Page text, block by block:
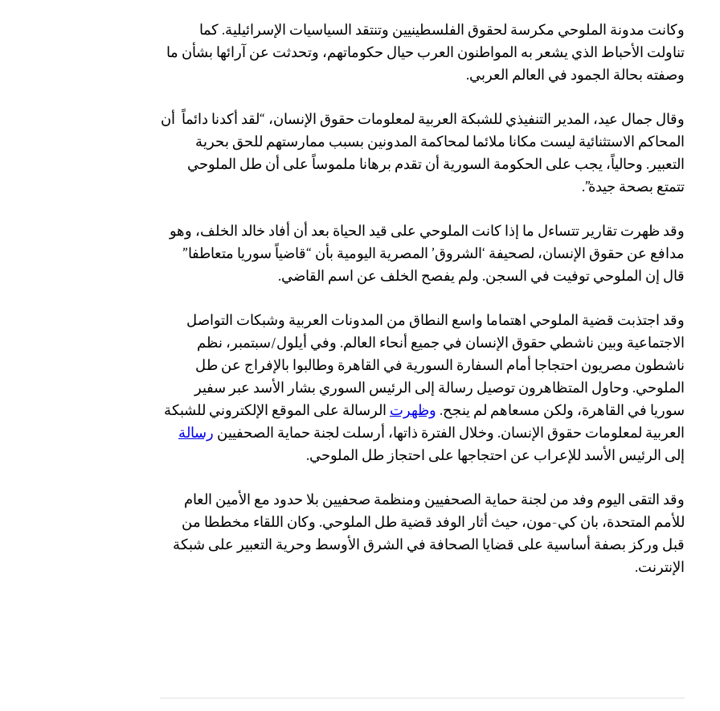
وكانت مدونة الملوحي مكرسة لحقوق الفلسطينيين وتنتقد السياسيات الإسرائيلية. كما
تناولت الأحباط الذي يشعر به المواطنون العرب حيال حكوماتهم، وتحدثت عن آرائها بشأن ما
وصفته بحالة الجمود في العالم العربي.
وقال جمال عيد، المدير التنفيذي للشبكة العربية لمعلومات حقوق الإنسان، “لقد أكدنا دائماً أن
المحاكم الاستثنائية ليست مكانا ملائما لمحاكمة المدونين بسبب ممارستهم للحق بحرية
التعبير. وحالياً، يجب على الحكومة السورية أن تقدم برهانا ملموساً على أن طل الملوحي
تتمتع بصحة جيدة”.
وقد ظهرت تقارير تتساءل ما إذا كانت الملوحي على قيد الحياة بعد أن أفاد خالد الخلف، وهو
مدافع عن حقوق الإنسان، لصحيفة ‘الشروق’ المصرية اليومية بأن “قاضياً سوريا متعاطفا”
قال إن الملوحي توفيت في السجن. ولم يفصح الخلف عن اسم القاضي.
وقد اجتذبت قضية الملوحي اهتماما واسع النطاق من المدونات العربية وشبكات التواصل
الاجتماعية وبين ناشطي حقوق الإنسان في جميع أنحاء العالم. وفي أيلول/سبتمبر، نظم
ناشطون مصريون احتجاجا أمام السفارة السورية في القاهرة وطالبوا بالإفراج عن طل
الملوحي. وحاول المتظاهرون توصيل رسالة إلى الرئيس السوري بشار الأسد عبر سفير
سوريا في القاهرة، ولكن مسعاهم لم ينجح. وظهرتالرسالة على الموقع الإلكتروني للشبكة
العربية لمعلومات حقوق الإنسان. وخلال الفترة ذاتها، أرسلت لجنة حماية الصحفيين رسالة
إلى الرئيس الأسد للإعراب عن احتجاجها على احتجاز طل الملوحي.
وقد التقى اليوم وفد من لجنة حماية الصحفيين ومنظمة صحفيين بلا حدود مع الأمين العام
للأمم المتحدة، بان كي-مون، حيث أثار الوفد قضية طل الملوحي. وكان اللقاء مخططا من
قبل وركز بصفة أساسية على قضايا الصحافة في الشرق الأوسط وحرية التعبير على شبكة
الإنترنت.